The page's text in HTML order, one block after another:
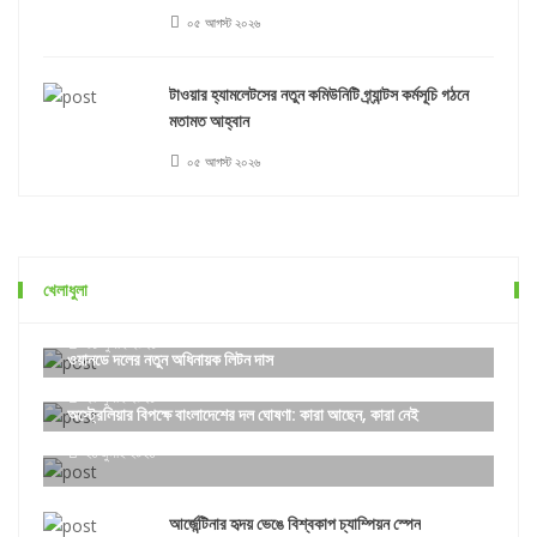
০৫ আগস্ট ২০২৬
টাওয়ার হ্যামলেটসের নতুন কমিউনিটি গ্র্যান্টস কর্মসূচি গঠনে
মতামত আহ্বান
০৫ আগস্ট ২০২৬
খেলাধুলা
না ফেরার দেশে ইতালির কিংবদন্তি ফ্রাঙ্কো বারেসি
৩১ জুলাই ২০২৬
ওয়ানডে দলের নতুন অধিনায়ক লিটন দাস
২৯ জুলাই ২০২৬
অস্ট্রেলিয়ার বিপক্ষে বাংলাদেশের দল ঘোষণা: কারা আছেন, কারা নেই
২৬ জুলাই ২০২৬
আর্জেন্টিনার হৃদয় ভেঙে বিশ্বকাপ চ্যাম্পিয়ন স্পেন